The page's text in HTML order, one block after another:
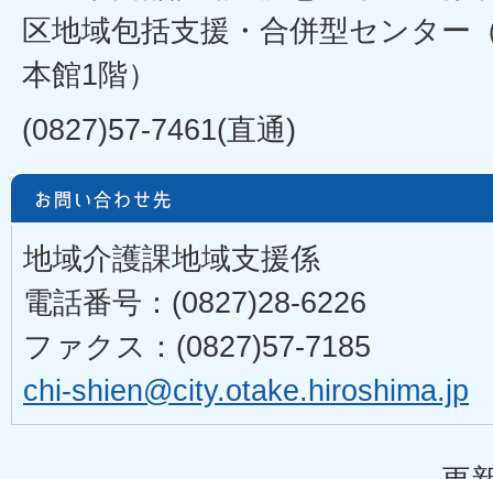
区地域包括支援・合併型センター
本館1階）
(0827)57-7461(直通)
地域介護課地域支援係
電話番号：(0827)28-6226
ファクス：(0827)57-7185
chi-shien@city.otake.hiroshima.jp